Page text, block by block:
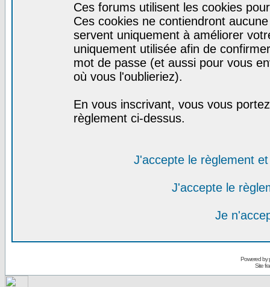
Ces forums utilisent les cookies
Ces cookies ne contiendront
servent uniquement à améliorer
uniquement utilisée afin de
mot de passe (et aussi pour vous
où vous l'oublieriez).
En vous inscrivant, vous vous
règlement ci-dessus.
J'accepte le règlement
J'accepte le
Je
Powered by
Site